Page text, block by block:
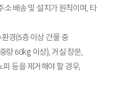
배송 및 설치가 원칙이며, 타
경(5층 이상 건물 중
량 60kg 이상), 거실 창문,
등을 제거해야 할 경우,